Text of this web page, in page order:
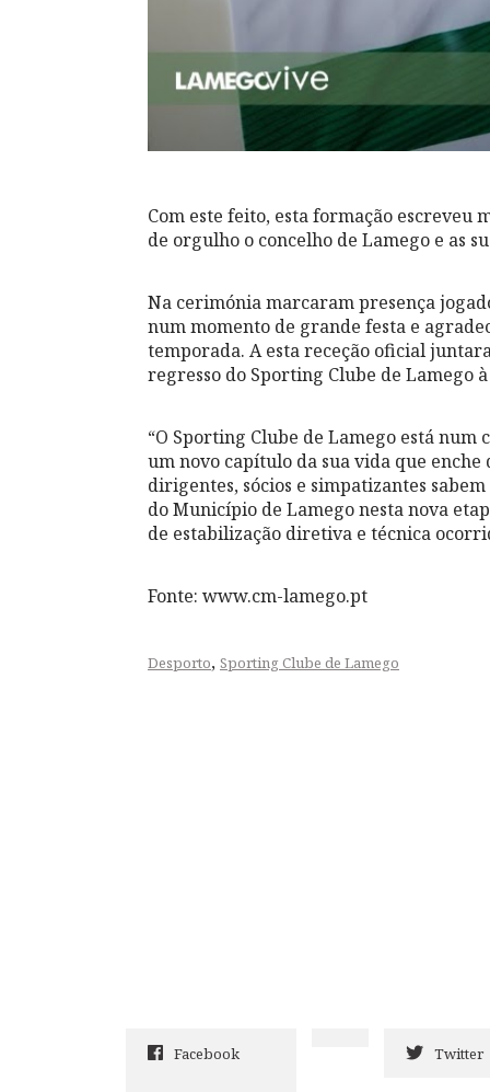
Com este feito, esta formação escreveu
de orgulho o concelho de Lamego e as
Na cerimónia marcaram presença
num momento de grande festa e
temporada. A esta receção oficial
regresso do Sporting Clube de Lamego
“O Sporting Clube de Lamego está
um novo capítulo da sua vida que enche
dirigentes, sócios e simpatizantes
do Município de Lamego nesta nova
de estabilização diretiva e técnica
Fonte: www.cm-lamego.pt
Desporto, Sporting Clube de Lamego
Facebook Twitter